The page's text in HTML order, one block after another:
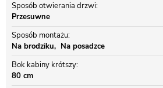
Sposób otwierania drzwi
Przesuwne
Sposób montażu
Na brodziku
Na posadzce
Bok kabiny krótszy
80 cm